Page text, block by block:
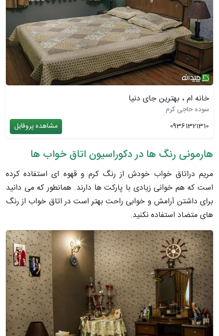
خانه ام ، بهترین جای دنیا
سوده حاجی کرم
09361321310
مشاهده پروفایل
هارمونی رنگ ها در دکوراسیون اتاق خواب ها
مریم دراتاق خواب خودش از رنگ کرم و قهوه ای استفاده کرده
است که هم خوانی زیادی با پارکت ها دارند. همانطور که می دانید
برای داشتن آرامش و خوابی راحت بهتر است در اتاق خواب از رنگ
های متضاد استفاده نکنید.